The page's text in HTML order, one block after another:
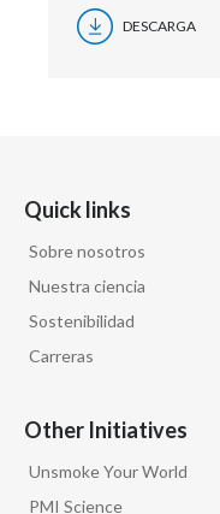
DESCARGA
Quick links
Sobre nosotros
Nuestra ciencia
Sostenibilidad
Carreras
Other Initiatives
Unsmoke Your World
PMI Science